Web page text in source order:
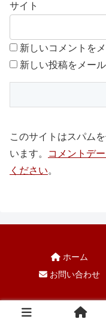
サイト
新しいコメントを
新しい投稿をメー
このサイトはスパム
います。
コメントデ
ください。
ホーム
お問い合わせ
© 2004-